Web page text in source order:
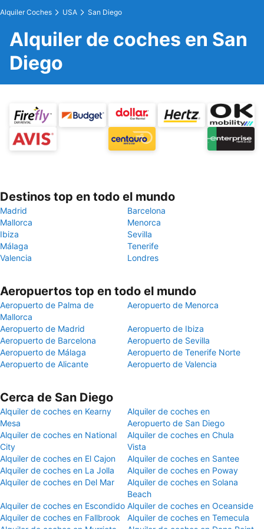
Alquiler Coches USA San Diego
Alquiler de coches en San
Diego
Destinos top en todo el mundo
Madrid
Barcelona
Mallorca
Menorca
Ibiza
Sevilla
Málaga
Tenerife
Valencia
Londres
Aeropuertos top en todo el mundo
Aeropuerto de Palma de
Mallorca
Aeropuerto de Menorca
Aeropuerto de Madrid
Aeropuerto de Ibiza
Aeropuerto de Barcelona
Aeropuerto de Sevilla
Aeropuerto de Málaga
Aeropuerto de Tenerife Norte
Aeropuerto de Alicante
Aeropuerto de Valencia
Cerca de San Diego
Alquiler de coches en Kearny
Mesa
Alquiler de coches en
Aeropuerto de San Diego
Alquiler de coches en National
City
Alquiler de coches en Chula
Vista
Alquiler de coches en El Cajon
Alquiler de coches en Santee
Alquiler de coches en La Jolla
Alquiler de coches en Poway
Alquiler de coches en Del Mar
Alquiler de coches en Solana
Beach
Alquiler de coches en Escondido Alquiler de coches en Oceanside
Alquiler de coches en Fallbrook
Alquiler de coches en Temecula